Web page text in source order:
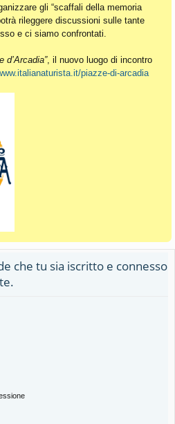
gli “scaffali della memoria
rileggere discussioni sulle tante
e ci siamo confrontati.
d’Arcadia”, il nuovo luogo di incontro
piazze-di-arcadia
che tu sia iscritto e connesso